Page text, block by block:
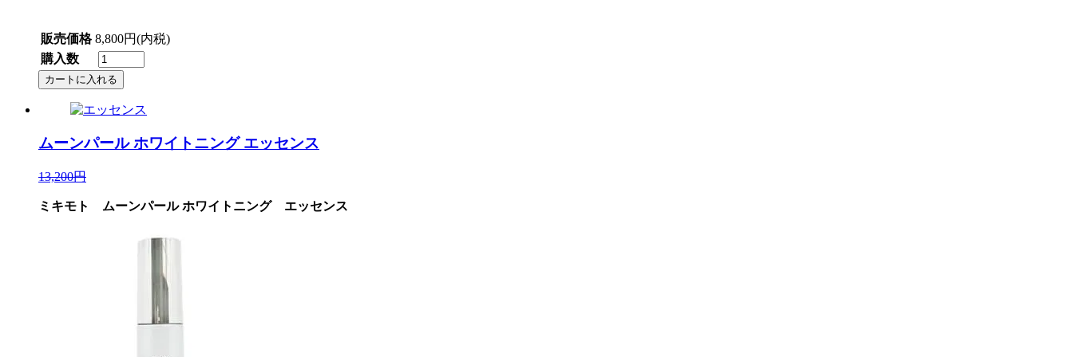
販売価格 8,800円(内税)
購入数
ムーンパール ホワイトニング エッセンス
13,200円
ミキモト ムーンパール ホワイトニング エッセンス